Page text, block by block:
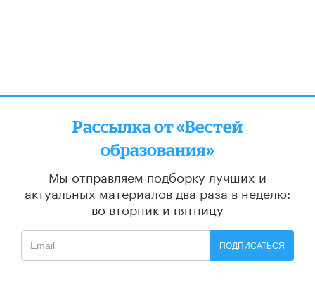
Рассылка от «Вестей
образования»
Мы отправляем подборку лучших и
актуальных материалов два раза в неделю:
во вторник и пятницу
ПОДПИСАТЬСЯ